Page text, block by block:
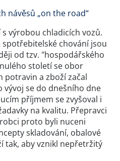
návěsů „on the road“
výrobou chladicích vozů.
chování jsou
od tzv. "hospodářského
století se obor
potravin a zboží začal
vývoj se do dnešního dne
příjmem se zvyšoval i
na kvalitu. Přepravci
proto byli nuceni
skladování, obalové
tak, aby vznikl nepřetržitý